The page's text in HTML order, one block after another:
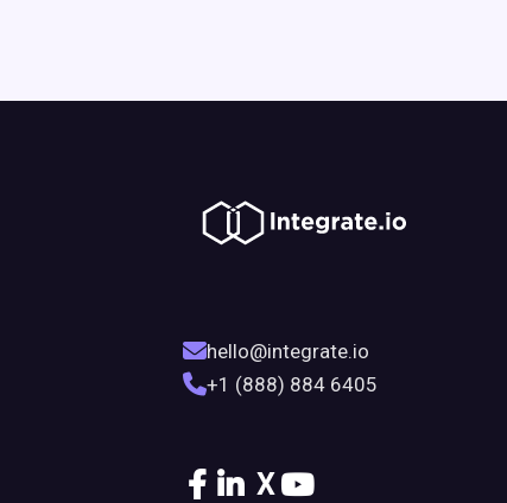
hello@integrate.io
+1 (888) 884 6405
X